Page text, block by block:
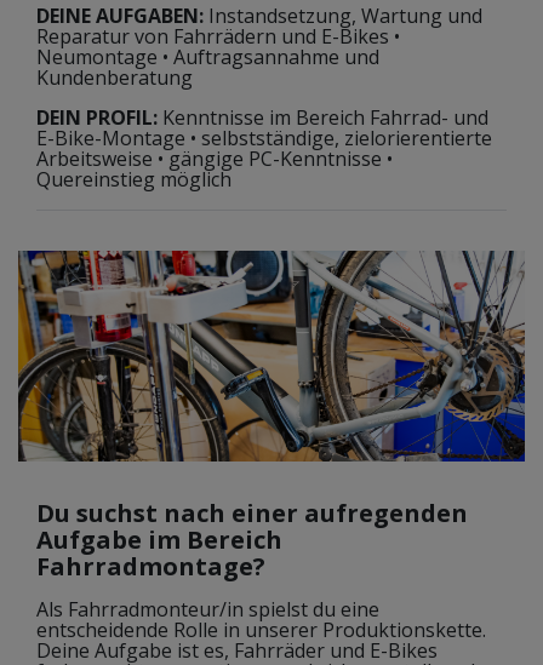
DEINE AUFGABEN: Instandsetzung, Wartung und
Reparatur von Fahrrädern und E-Bikes •
Neumontage • Auftragsannahme und
Kundenberatung
DEIN PROFIL: Kenntnisse im Bereich Fahrrad- und
E-Bike-Montage • selbstständige, zielorierentierte
Arbeitsweise • gängige PC-Kenntnisse •
Quereinstieg möglich
Du suchst nach einer aufregenden
Aufgabe im Bereich
Fahrradmontage?
Als Fahrradmonteur/in spielst du eine
entscheidende Rolle in unserer Produktionskette.
Deine Aufgabe ist es, Fahrräder und E-Bikes